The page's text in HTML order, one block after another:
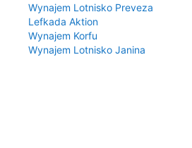
Wynajem Lotnisko Preveza
Lefkada Aktion
Wynajem Korfu
Wynajem Lotnisko Janina